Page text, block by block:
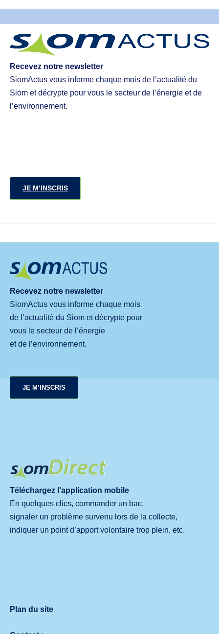
Recevez notre newsletter
SiomActus vous informe chaque mois de l’actualité du
Siom et décrypte pour vous le secteur de l’énergie et de
l’environnement.
JE M’INSCRIS
Recevez notre newsletter
SiomActus vous informe chaque mois
de l’actualité du Siom et décrypte pour
vous le secteur de l’énergie
et de l’environnement.
JE M’INSCRIS
Téléchargez l’application mobile
En quelques clics, commander un bac,
signaler un problème survenu lors de la collecte,
indiquer un point d’apport volontaire trop plein, etc.
Plan du site